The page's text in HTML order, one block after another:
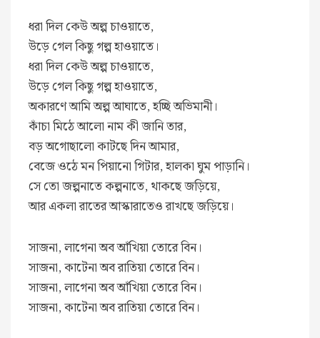
ধরা দিল কেউ অল্প চাওয়াতে,
উড়ে গেল কিছু গল্প হাওয়াতে।
ধরা দিল কেউ অল্প চাওয়াতে,
উড়ে গেল কিছু গল্প হাওয়াতে,
অকারণে আমি অল্প আঘাতে, হচ্ছি অভিমানী।
কাঁচা মিঠে আলো নাম কী জানি তার,
বড় অগোছালো কাটছে দিন আমার,
বেজে ওঠে মন পিয়ানো গিটার, হালকা ঘুম পাড়ানি।
সে তো জল্পনাতে কল্পনাতে, থাকছে জড়িয়ে,
আর একলা রাতের আস্কারাতেও রাখছে জড়িয়ে।
সাজনা, লাগেনা অব আঁখিয়া তোরে বিন।
সাজনা, কাটেনা অব রাতিয়া তোরে বিন।
সাজনা, লাগেনা অব আঁখিয়া তোরে বিন।
সাজনা, কাটেনা অব রাতিয়া তোরে বিন।